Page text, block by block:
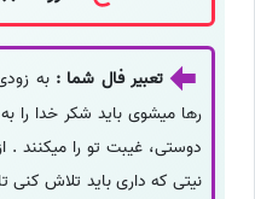
تعبیر فال شما :به
رها میشوی باید شکر خدا را
دوستی، غیبت تو را میکنند .
نیتی که داری باید تلاش کنی